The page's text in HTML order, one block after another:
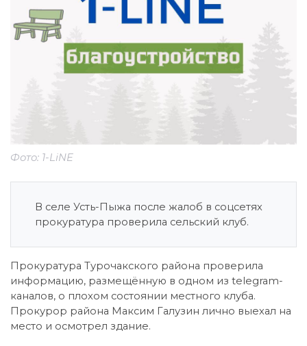
Фото: 1-LiNE
В селе Усть-Пыжа после жалоб в соцсетях
прокуратура проверила сельский клуб.
Прокуратура Турочакского района проверила
информацию, размещённую в одном из telegram-
каналов, о плохом состоянии местного клуба.
Прокурор района Максим Галузин лично выехал на
место и осмотрел здание.